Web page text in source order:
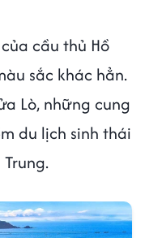
cầu thủ Hồ
sắc khác hẳn.
Lò, những cung
du lịch sinh thái